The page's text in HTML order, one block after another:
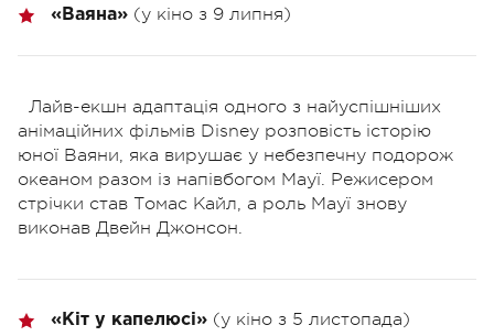
«Ваяна» (у кіно з 9 липня)
Лайв-екшн адаптація одного з найуспішніших
анімаційних фільмів Disney розповість історію
юної Ваяни, яка вирушає у небезпечну подорож
океаном разом із напівбогом Мауї. Режисером
стрічки став Томас Кайл, а роль Мауї знову
виконав Двейн Джонсон.
«Кіт у капелюсі» (у кіно з 5 листопада)